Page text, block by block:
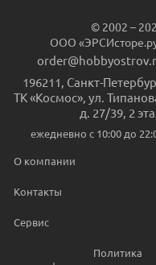
© 2002 –
ООО
196211, Санкт-
ТК «Космос», ул.
д. 27/39, 2
ежедневно c 10:00 до
О компании
Контакты
Сервис
Политика